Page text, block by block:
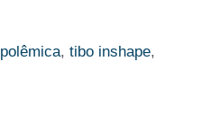
polêmica,tibo inshape,